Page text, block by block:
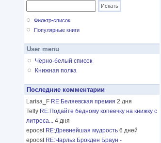
Фильтр-список
Популярные книги
User menu
Чёрно-белый список
Книжная полка
Последние комментарии
Larisa_F RE:Беляевская премия 2 дня
Telly RE:Подайте бедному копеечку на книжку с
литреса... 4 дня
epoost RE:Древнейшая мудрость 6 дней
epoost RE:Чарльз Брокден Браун -